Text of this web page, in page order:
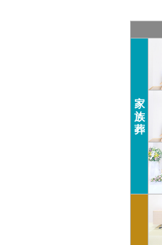
家
族
葬